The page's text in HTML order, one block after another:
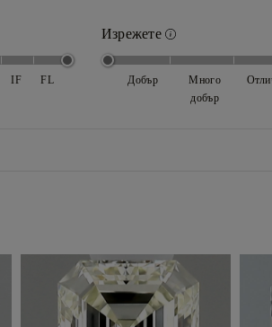
IF FL
Изрежете
Добър
Много
добър